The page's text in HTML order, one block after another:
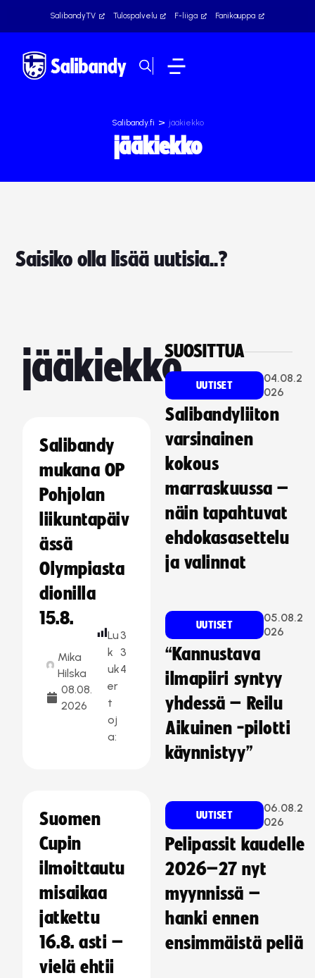
SalibandyTV Tulospalvelu F-liiga Fanikauppa
Salibandy.fi > jääkiekko
jääkiekko
Saisiko olla lisää uutisia..?
jääkiekko
Salibandy
mukana OP
Pohjolan
liikuntapäiv
ässä
Olympiasta
dionilla
15.8.
Mika
Hilska
08.08.
2026
Lu
k
uk
er
t
oj
a:
3
3
4
Suomen
Cupin
ilmoittautu
misaikaa
jatkettu
16.8. asti –
vielä ehtii
SUOSITTUA
UUTISET
04.08.2
026
Salibandyliiton
varsinainen
kokous
marraskuussa –
näin tapahtuvat
ehdokasasettelu
ja valinnat
UUTISET
05.08.2
026
“Kannustava
ilmapiiri syntyy
yhdessä – Reilu
Aikuinen -pilotti
käynnistyy”
UUTISET
06.08.2
026
Pelipassit kaudelle
2026–27 nyt
myynnissä –
hanki ennen
ensimmäistä peliä